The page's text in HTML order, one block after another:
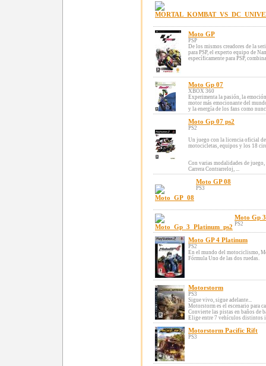
Moto GP
PSP
De los mismos creadores de la
para PSP, el experto equipo de
específicamente para PSP,
Moto Gp 07
XBOX 360
Experimenta la pasión, la
motor más emocionante del
y la energía de los fans como
Moto Gp 07 ps2
PS2
Un juego con la licencia oficial
motocicletas, equipos y los 18
Con varias modalidades de
Carrera Contrarreloj, ...
Moto GP 08
PS3
Moto Gp
PS2
Moto GP 4 Platinum
PS2
En el mundo del motociclismo,
Fórmula Uno de las dos ruedas.
Motorstorm
PS3
Sigue vivo, sigue adelante...
Motorstorm es el escenario para
Convierte las pistas en baños de
Elige entre 7 vehículos distintos
Motorstorm Pacific Rift
PS3